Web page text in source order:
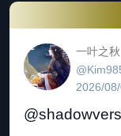
一叶之秋
2026/